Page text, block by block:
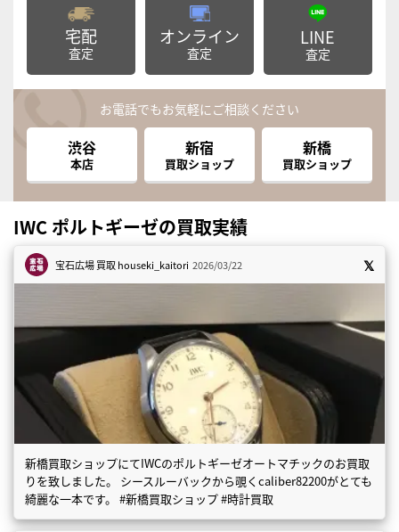
宅配
査定
オンライン
査定
LINE
査定
お電話でもお気軽にご相談ください
渋谷
本店
新宿
買取ショップ
新橋
買取ショップ
IWC ポルトギーゼの買取実績
宝石広場 買取houseki_kaitori 2026/03/22
新橋買取ショップにてIWCのポルトギーゼオートマチックのお買取
りを致しました。 シースルーバックから覗くcaliber82200がとても
綺麗な一本です。 #新橋買取ショップ #時計買取